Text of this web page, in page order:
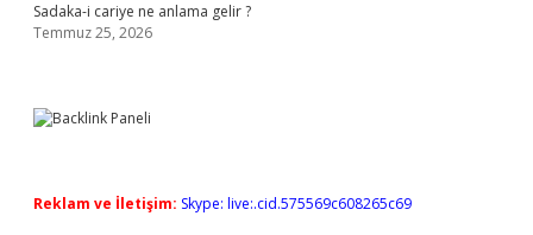
Sadaka-i cariye ne anlama gelir ?
Temmuz 25, 2026
Reklam ve İletişim: Skype: live:.cid.575569c608265c69